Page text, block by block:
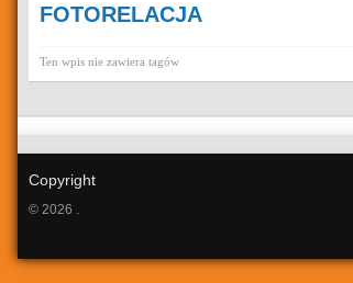
FOTORELACJA
Ten wpis nie zawiera tagów
Copyright
© 2026 .